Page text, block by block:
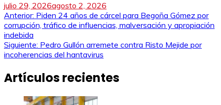
julio 29, 2026agosto 2, 2026
Navegación
de
entradas
Anterior: Piden 24 años de cárcel para Begoña Gómez por
corrupción, tráfico de influencias, malversación y apropiación
indebida
Siguiente: Pedro Gullón arremete contra Risto Mejide por
incoherencias del hantavirus
Artículos recientes